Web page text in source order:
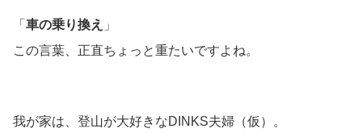
「 車の乗り換え 」
この言葉、正直ちょっと重たいですよね。
我が家は、登山が大好きなDINKS夫婦（仮）。